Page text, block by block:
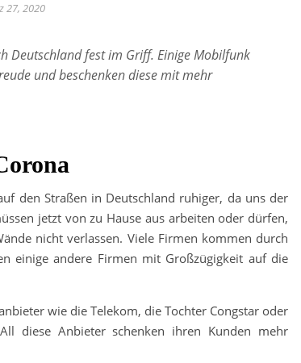
27, 2020
Deutschland fest im Griff. Einige Mobilfunk
und beschenken diese mit mehr
den Straßen in Deutschland ruhiger, da uns der
jetzt von zu Hause aus arbeiten oder dürfen,
nicht verlassen. Viele Firmen kommen durch
einige andere Firmen mit Großzügigkeit auf die
wie die Telekom, die Tochter Congstar oder
diese Anbieter schenken ihren Kunden mehr